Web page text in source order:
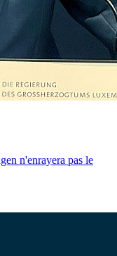
n'enrayera pas le